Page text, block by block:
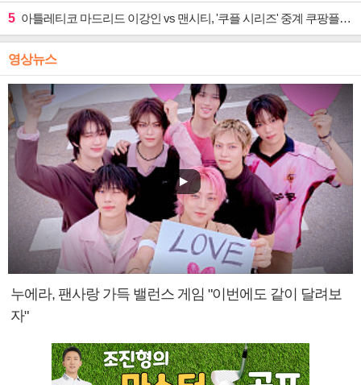
5 아틀레티코 마드리드 이강인 vs 맨시티, '쿠플 시리즈' 중계 쿠팡플레이
영상뉴스
누에라, 팬사랑 가득 밸런스 게임 "이번에도 같이 달려보
자"